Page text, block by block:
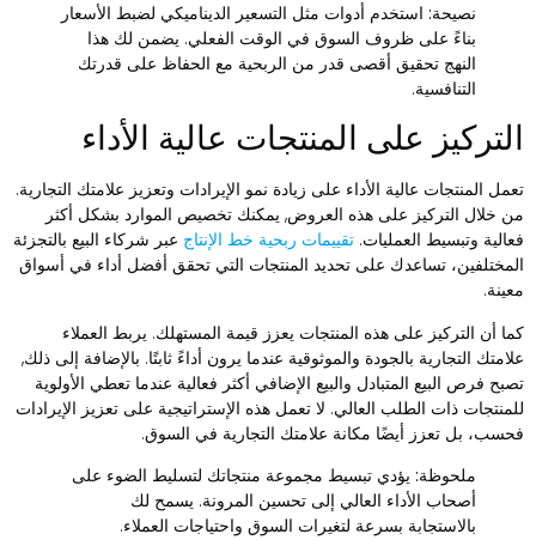
نصيحة:استخدم أدوات مثل التسعير الديناميكي لضبط الأسعار
بناءً على ظروف السوق في الوقت الفعلي. يضمن لك هذا
النهج تحقيق أقصى قدر من الربحية مع الحفاظ على قدرتك
التنافسية.
على المنتجات عالية الأداء
المنتجات عالية الأداء على زيادة نمو الإيرادات وتعزيز علامتك التجارية.
خلال التركيز على هذه العروض, يمكنك تخصيص الموارد بشكل أكثر
وتبسيط العمليات.تقييمات ربحية خط الإنتاجعبر شركاء البيع بالتجزئة
تساعدك على تحديد المنتجات التي تحقق أفضل أداء في أسواق
أن التركيز على هذه المنتجات يعزز قيمة المستهلك. يربط العملاء
التجارية بالجودة والموثوقية عندما يرون أداءً ثابتًا. بالإضافة إلى ذلك,
فرص البيع المتبادل والبيع الإضافي أكثر فعالية عندما تعطي الأولوية
ذات الطلب العالي. لا تعمل هذه الإستراتيجية على تعزيز الإيرادات
بل تعزز أيضًا مكانة علامتك التجارية في السوق.
ملحوظة:يؤدي تبسيط مجموعة منتجاتك لتسليط الضوء على
أصحاب الأداء العالي إلى تحسين المرونة. يسمح لك
بالاستجابة بسرعة لتغيرات السوق واحتياجات العملاء.